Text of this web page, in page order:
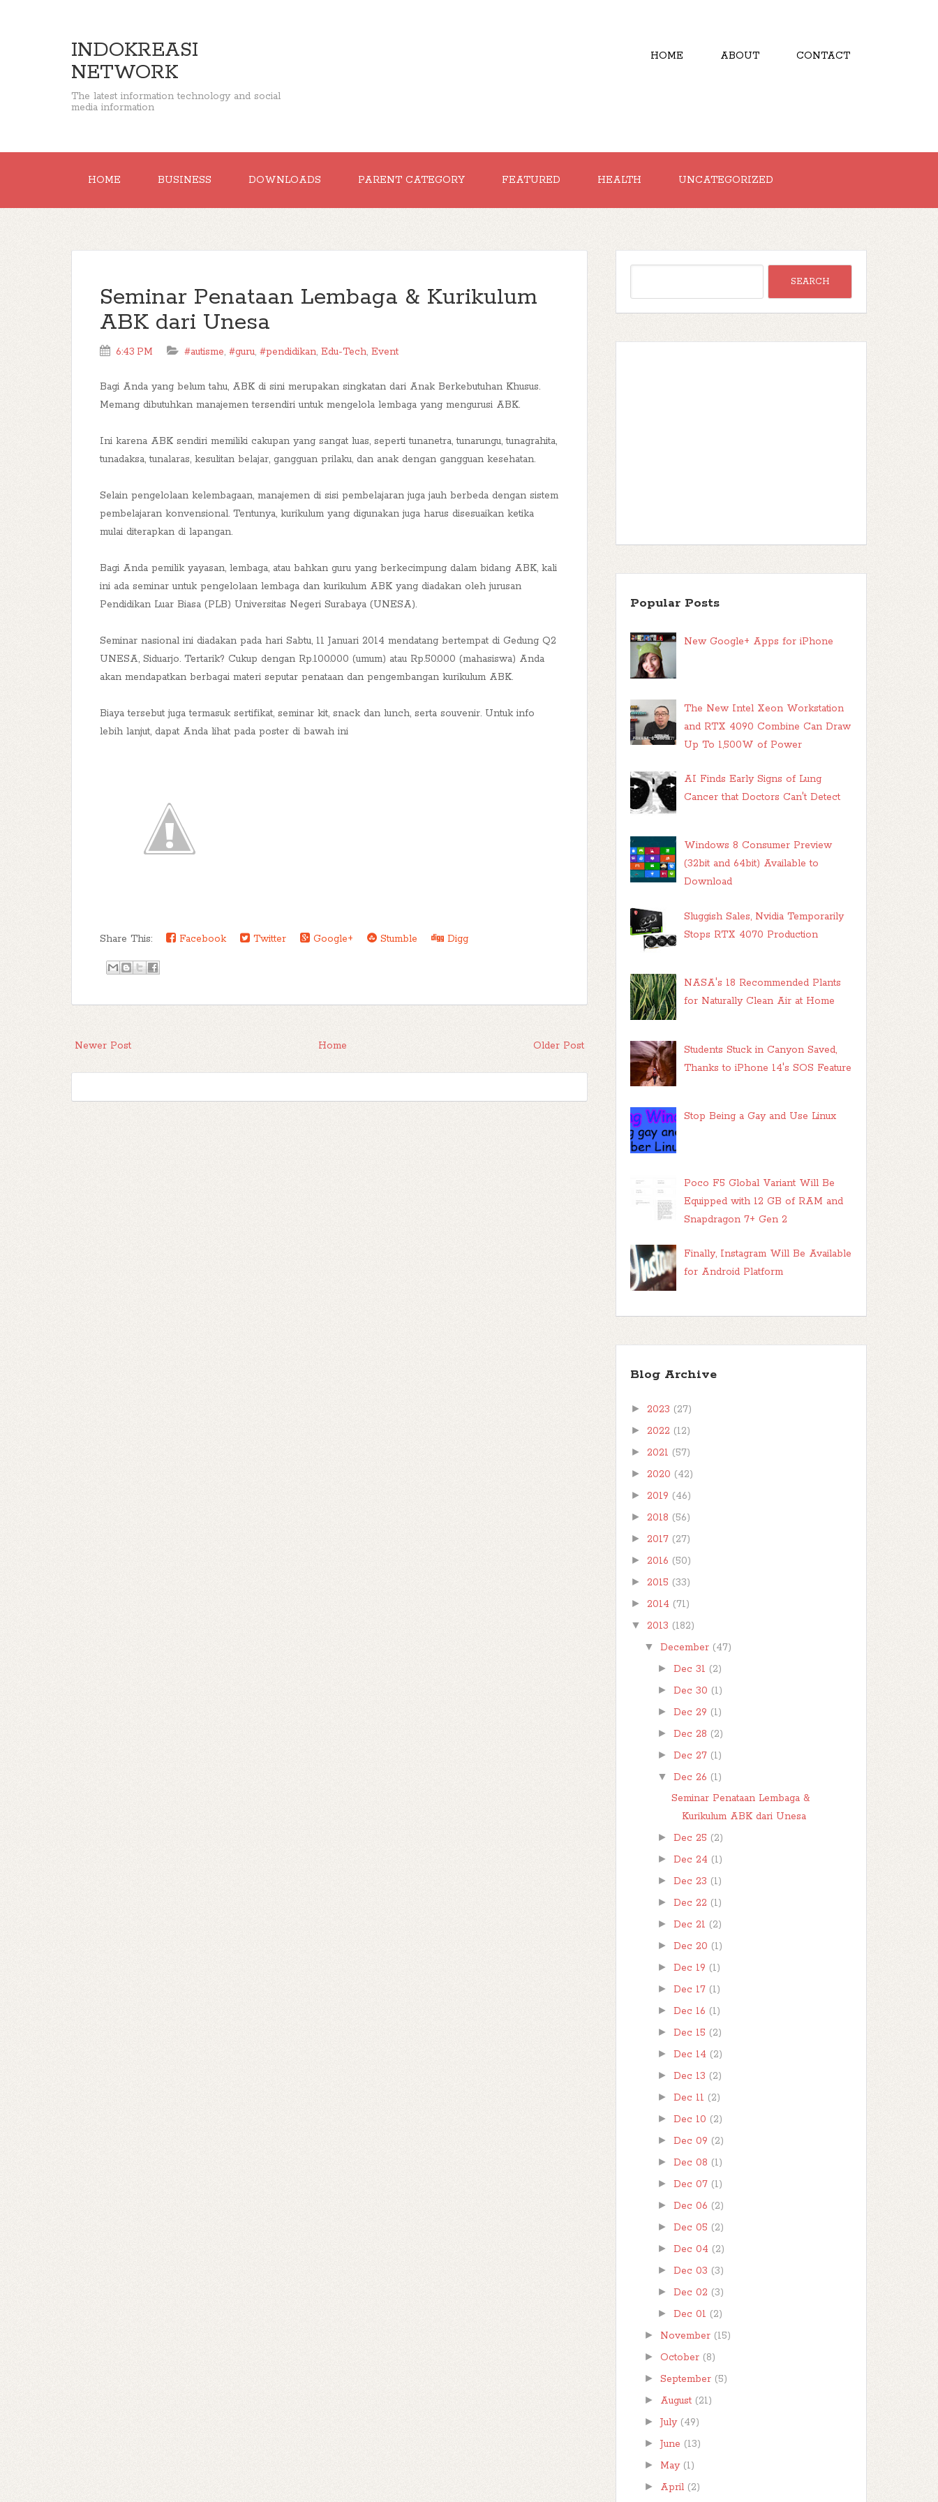
INDOKREASI
NETWORK
The latest information technology and social
media information
HOME ABOUT CONTACT
HOME BUSINESS DOWNLOADS PARENT CATEGORY FEATURED HEALTH UNCATEGORIZED
Seminar Penataan Lembaga & Kurikulum
ABK dari Unesa
6:43 PM #autisme, #guru, #pendidikan, Edu-Tech, Event
Bagi Anda yang belum tahu, ABK di sini merupakan singkatan dari Anak Berkebutuhan Khusus.
Memang dibutuhkan manajemen tersendiri untuk mengelola lembaga yang mengurusi ABK.
Ini karena ABK sendiri memiliki cakupan yang sangat luas, seperti tunanetra, tunarungu, tunagrahita,
tunadaksa, tunalaras, kesulitan belajar, gangguan prilaku, dan anak dengan gangguan kesehatan.
Selain pengelolaan kelembagaan, manajemen di sisi pembelajaran juga jauh berbeda dengan sistem
pembelajaran konvensional. Tentunya, kurikulum yang digunakan juga harus disesuaikan ketika
mulai diterapkan di lapangan.
Bagi Anda pemilik yayasan, lembaga, atau bahkan guru yang berkecimpung dalam bidang ABK, kali
ini ada seminar untuk pengelolaan lembaga dan kurikulum ABK yang diadakan oleh jurusan
Pendidikan Luar Biasa (PLB) Universitas Negeri Surabaya (UNESA).
Seminar nasional ini diadakan pada hari Sabtu, 11 Januari 2014 mendatang bertempat di Gedung Q2
UNESA, Siduarjo. Tertarik? Cukup dengan Rp.100.000 (umum) atau Rp.50.000 (mahasiswa) Anda
akan mendapatkan berbagai materi seputar penataan dan pengembangan kurikulum ABK.
Biaya tersebut juga termasuk sertifikat, seminar kit, snack dan lunch, serta souvenir. Untuk info
lebih lanjut, dapat Anda lihat pada poster di bawah ini
Share This: Facebook Twitter Google+ Stumble Digg
Newer Post Older Post
Home
Popular Posts
New Google+ Apps for iPhone
The New Intel Xeon Workstation
and RTX 4090 Combine Can Draw
Up To 1,500W of Power
AI Finds Early Signs of Lung
Cancer that Doctors Can't Detect
Windows 8 Consumer Preview
(32bit and 64bit) Available to
Download
Sluggish Sales, Nvidia Temporarily
Stops RTX 4070 Production
NASA's 18 Recommended Plants
for Naturally Clean Air at Home
Students Stuck in Canyon Saved,
Thanks to iPhone 14's SOS Feature
Stop Being a Gay and Use Linux
Poco F5 Global Variant Will Be
Equipped with 12 GB of RAM and
Snapdragon 7+ Gen 2
Finally, Instagram Will Be Available
for Android Platform
Blog Archive
► 2023 (27)
► 2022 (12)
► 2021 (57)
► 2020 (42)
► 2019 (46)
► 2018 (56)
► 2017 (27)
► 2016 (50)
► 2015 (33)
► 2014 (71)
▼ 2013 (182)
▼ December (47)
►Dec 31 (2)
►Dec 30 (1)
►Dec 29 (1)
►Dec 28 (2)
►Dec 27 (1)
▼ Dec 26 (1)
Seminar Penataan Lembaga &
Kurikulum ABK dari Unesa
►Dec 25 (2)
►Dec 24 (1)
►Dec 23 (1)
►Dec 22 (1)
►Dec 21 (2)
►Dec 20 (1)
►Dec 19 (1)
►Dec 17 (1)
►Dec 16 (1)
►Dec 15 (2)
►Dec 14 (2)
►Dec 13 (2)
►Dec 11 (2)
►Dec 10 (2)
►Dec 09 (2)
►Dec 08 (1)
►Dec 07 (1)
►Dec 06 (2)
►Dec 05 (2)
►Dec 04 (2)
►Dec 03 (3)
►Dec 02 (3)
►Dec 01 (2)
► November (15)
► October (8)
►September (5)
► August (21)
►July (49)
►June (13)
► May (1)
► April (2)